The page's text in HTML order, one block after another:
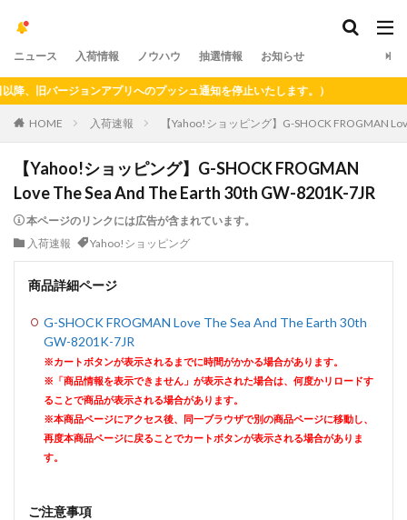
ニュース 入荷情報 ノウハウ 抽選情報 お知らせ
ージョンアプリへのプッシュ通知を停止いたします。）
HOME 入荷速報 【Yahoo!ショッピング】G-SHOCK FROGMAN
【Yahoo!ショッピング】G-SHOCK FROGMAN
Love The Sea And The Earth 30th GW-8201K-7JR
本ページのリンクには広告が含まれています。
入荷速報
Yahoo!ショッピング
商品詳細ページ
G-SHOCK FROGMAN Love The Sea And The Earth 30th
GW-8201K-7JR
※カートボタンが表示されるまでに時間がかかる場合があります。
※「商品情報を表示できません」が表示された場合は、何度かリロードす
ることで商品が表示される場合があります。
※本商品ページにアクセス後、同一ブラウザで別の商品ページに移動し、
再度本商品ページに戻ることでカートボタンが表示される場合がありま
す。
ご注意事項